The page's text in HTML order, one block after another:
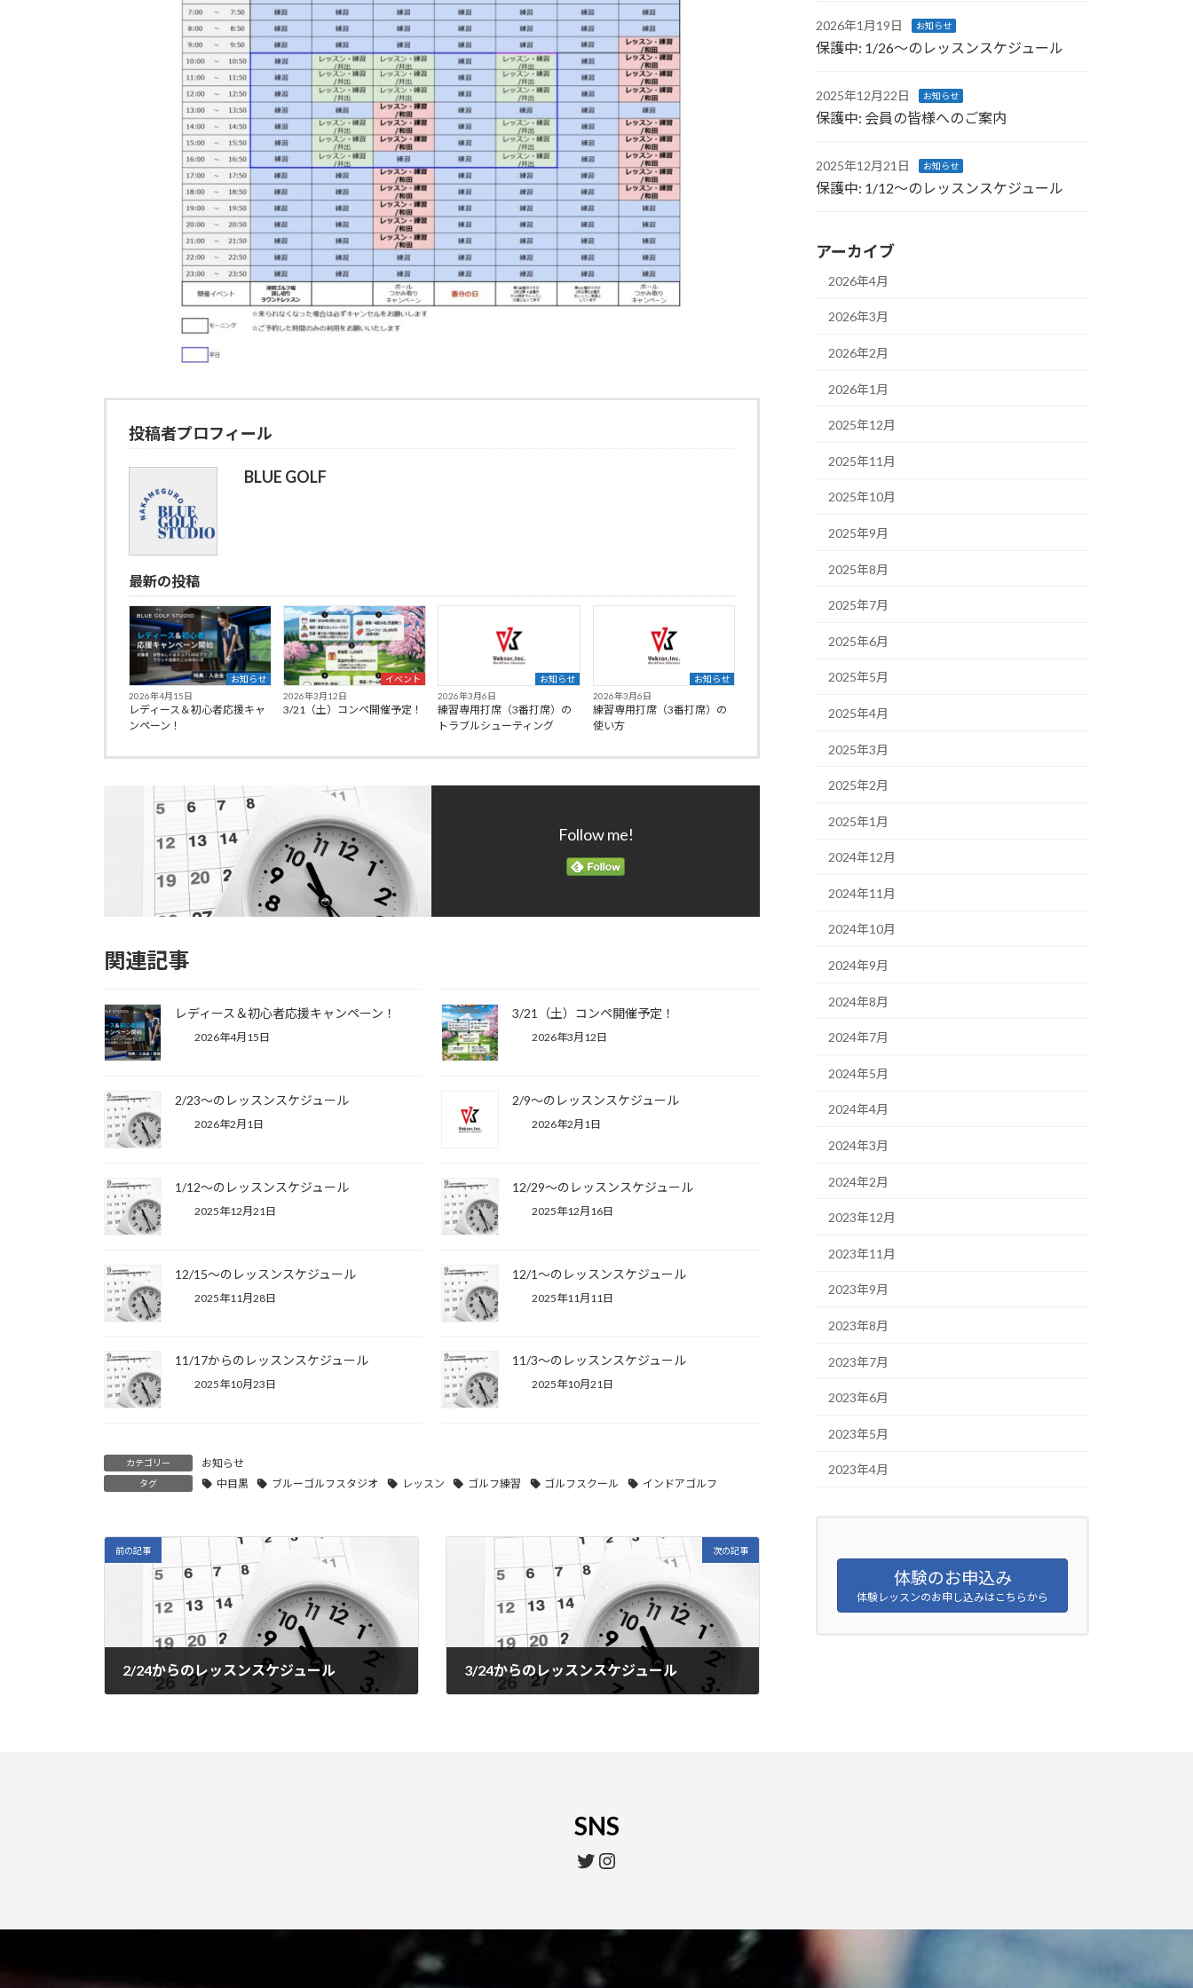
投稿者プロフィール
BLUE GOLF
最新の投稿
お知らせ
2026年4月15日
レディース＆初心者応援キャ
ンペーン！
イベント
2026年3月12日
3/21（土）コンペ開催予定！
お知らせ
2026年3月6日
練習専用打席（3番打席）の
トラブルシューティング
お知らせ
2026年3月6日
練習専用打席（3番打席）の
使い方
Follow me!
関連記事
レディース＆初心者応援キャンペーン！
2026年4月15日
3/21（土）コンペ開催予定！
2026年3月12日
2/23～のレッスンスケジュール
2026年2月1日
2/9～のレッスンスケジュール
2026年2月1日
1/12～のレッスンスケジュール
2025年12月21日
12/29～のレッスンスケジュール
2025年12月16日
12/15～のレッスンスケジュール
2025年11月28日
12/1～のレッスンスケジュール
2025年11月11日
11/17からのレッスンスケジュール
2025年10月23日
11/3～のレッスンスケジュール
2025年10月21日
カテゴリー お知らせ
タグ 中目黒 ブルーゴルフスタジオ レッスン ゴルフ練習 ゴルフスクール インドアゴルフ
前の記事
2/24からのレッスンスケジュール
次の記事
3/24からのレッスンスケジュール
2026年1月19日 お知らせ
保護中: 1/26～のレッスンスケジュール
2025年12月22日 お知らせ
保護中: 会員の皆様へのご案内
2025年12月21日 お知らせ
保護中: 1/12～のレッスンスケジュール
アーカイブ
2026年4月
2026年3月
2026年2月
2026年1月
2025年12月
2025年11月
2025年10月
2025年9月
2025年8月
2025年7月
2025年6月
2025年5月
2025年4月
2025年3月
2025年2月
2025年1月
2024年12月
2024年11月
2024年10月
2024年9月
2024年8月
2024年7月
2024年5月
2024年4月
2024年3月
2024年2月
2023年12月
2023年11月
2023年9月
2023年8月
2023年7月
2023年6月
2023年5月
2023年4月
体験のお申込み
体験レッスンのお申し込みはこちらから
SNS
Twitter
Instagram